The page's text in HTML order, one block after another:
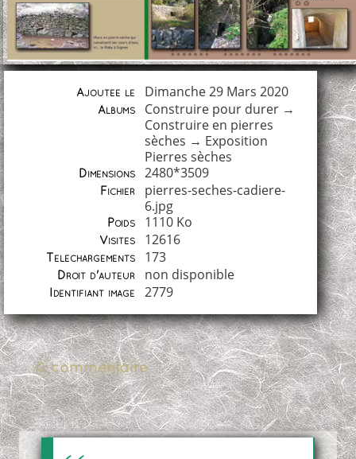
Ajoutée le Dimanche 29 Mars 2020
Albums Construire pour durer→
Construire en pierres
sèches → Exposition
Pierres sèches
Dimensions 2480*3509
Fichier
pierres-seches-cadiere-
6.jpg
Poids 1110 Ko
Visites 12616
Téléchargements 173
Droit d'auteur non disponible
Identifiant image 2779
0 commentaire